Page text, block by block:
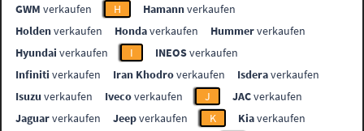
GWM verkaufen H Hamannverkaufen
Holdenverkaufen Hondaverkaufen Hummerverkaufen
Hyundai verkaufen I INEOSverkaufen
Infiniti verkaufen Iran Khodroverkaufen Isderaverkaufen
Isuzu verkaufen Ivecoverkaufen J JACverkaufen
Jaguarverkaufen Jeepverkaufen K Kiaverkaufen